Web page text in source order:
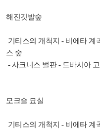
해진깃발숲
기티스의 개척지 - 비에타 계
스 숲
- 사크니스 벌판 - 드바시아
모크슬 묘실
기티스의 개척지 - 비에타 계